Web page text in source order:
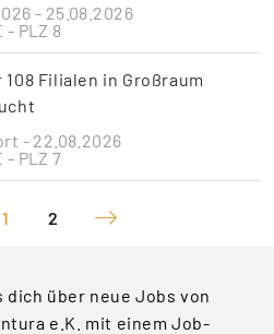
- 25.08.2026
- PLZ 8
Filialen in Großraum
- 22.08.2026
- PLZ 7
1 2
dich über neue Jobs von
e.K. mit einem Job-